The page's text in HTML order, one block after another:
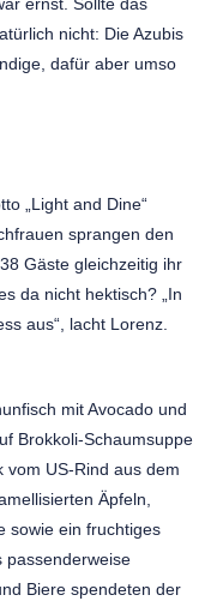
nicht: Die Azubis
dafür aber umso
„Light and Dine“
sprangen den
Gäste gleichzeitig ihr
da nicht hektisch? „In
aus“, lacht Lorenz.
mit Avocado und
Brokkoli-Schaumsuppe
vom US-Rind aus dem
Äpfeln,
sowie ein fruchtiges
passenderweise
Biere spendeten der